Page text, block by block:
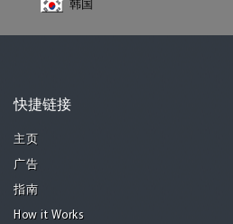
韩国
快捷链接
主页
广告
指南
How it Works